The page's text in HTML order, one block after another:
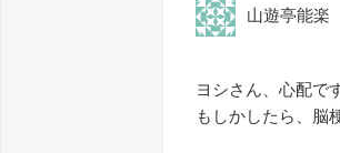
山遊亭能楽
ヨシさん、心配で
もしかしたら、脳